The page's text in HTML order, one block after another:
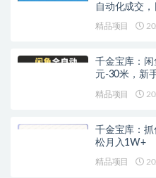
自动化成交
精品项目
千金宝库：
元-30米，新
精品项目
千金宝库：
松月入1W+
精品项目